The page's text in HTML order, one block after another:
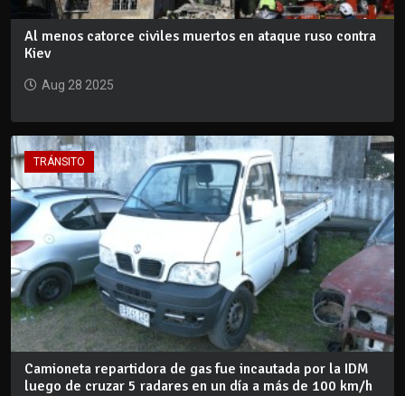
Al menos catorce civiles muertos en ataque ruso contra
Kiev
Aug 28 2025
TRÁNSITO
Camioneta repartidora de gas fue incautada por la IDM
luego de cruzar 5 radares en un día a más de 100 km/h